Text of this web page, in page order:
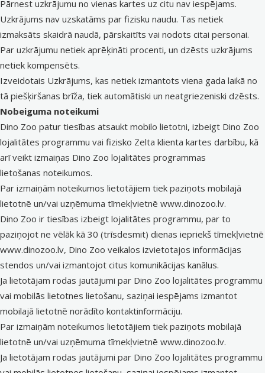
Pārnest uzkrājumu no vienas kartes uz citu nav iespējams.
Uzkrājums nav uzskatāms par fizisku naudu. Tas netiek
izmaksāts skaidrā naudā, pārskaitīts vai nodots citai personai.
Par uzkrājumu netiek aprēķināti procenti, un dzēsts uzkrājums
netiek kompensēts.
Izveidotais Uzkrājums, kas netiek izmantots viena gada laikā no
tā piešķiršanas brīža, tiek automātiski un neatgriezeniski dzēsts.
Nobeiguma noteikumi
Dino Zoo patur tiesības atsaukt mobilo lietotni, izbeigt Dino Zoo
lojalitātes programmu vai fizisko Zelta klienta kartes darbību, kā
arī veikt izmaiņas Dino Zoo lojalitātes programmas
lietošanas noteikumos.
Par izmaiņām noteikumos lietotājiem tiek paziņots mobilajā
lietotnē un/vai uzņēmuma tīmekļvietnē www.dinozoo.lv.
Dino Zoo ir tiesības izbeigt lojalitātes programmu, par to
paziņojot ne vēlāk kā 30 (trīsdesmit) dienas iepriekš tīmekļvietnē
www.dinozoo.lv, Dino Zoo veikalos izvietotajos informācijas
stendos un/vai izmantojot citus komunikācijas kanālus.
Ja lietotājam rodas jautājumi par Dino Zoo lojalitātes programmu
vai mobilās lietotnes lietošanu, saziņai iespējams izmantot
mobilajā lietotnē norādīto kontaktinformāciju.
Par izmaiņām noteikumos lietotājiem tiek paziņots mobilajā
lietotnē un/vai uzņēmuma tīmekļvietnē www.dinozoo.lv.
Ja lietotājam rodas jautājumi par Dino Zoo lojalitātes programmu